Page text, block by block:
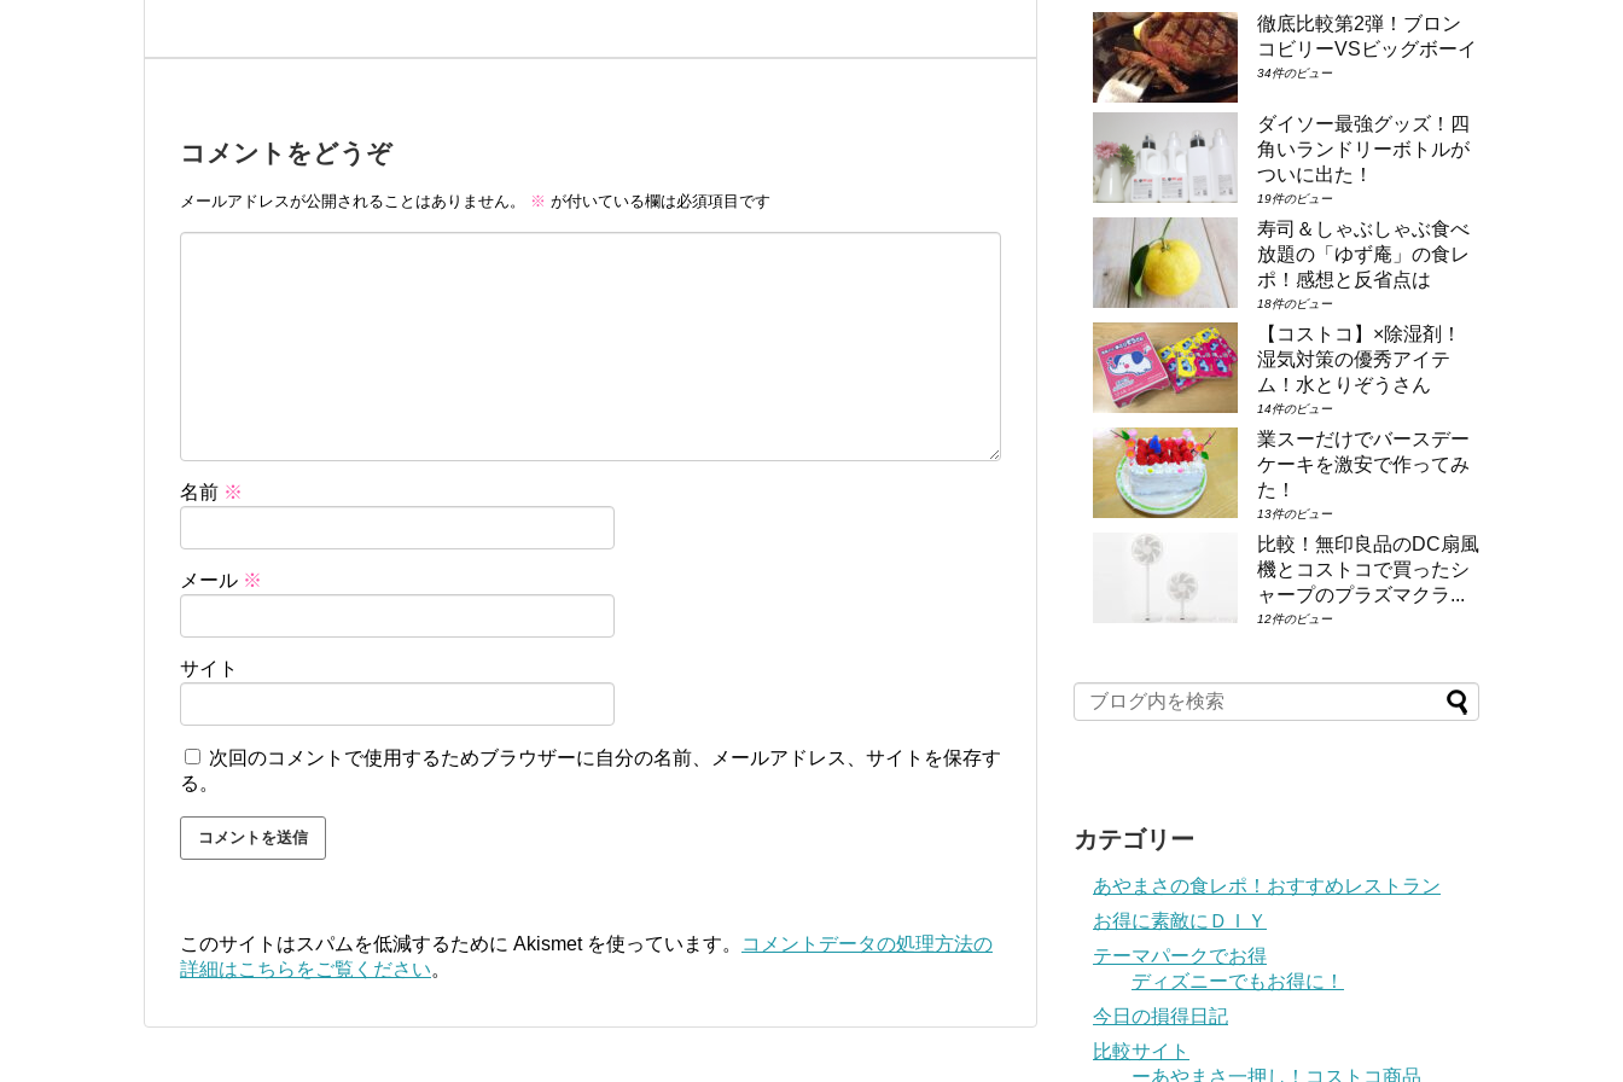
コメントをどうぞ
メールアドレスが公開されることはありません。 ※ が付いている欄は必須項目です
名前 ※
メール ※
サイト
次回のコメントで使用するためブラウザーに自分の名前、メールアドレス、サイトを保存す
る。
このサイトはスパムを低減するために Akismet を使っています。
コメントデータの処理方法の
詳細はこちらをご覧ください。
場合は①コンシェルジュ・スーペリアル
ーム（パークビュー）（3-6階）➁コン
シェルジュ・デラックスルーム（パーク
ビュー）（3-6階）③コンシェルジュ・
スーペリアルーム（パークビュー）（7-
8階）④コンシェルジュ・デラックスル
ーム（パークビュー）（7-8階）とな
り...
徹底比較第2弾！ブロン
コビリーVSビッグボーイ
34件のビュー
ダイソー最強グッズ！四
角いランドリーボトルが
ついに出た！
19件のビュー
寿司＆しゃぶしゃぶ食べ
放題の「ゆず庵」の食レ
ポ！感想と反省点は
18件のビュー
【コストコ】×除湿剤！
湿気対策の優秀アイテ
ム！水とりぞうさん
14件のビュー
業スーだけでバースデー
ケーキを激安で作ってみ
た！
13件のビュー
比較！無印良品のDC扇風
機とコストコで買ったシ
ャープのプラズマクラ...
12件のビュー
カテゴリー
あやまさの食レポ！おすすめレストラン
お得に素敵にＤＩＹ
テーマパークでお得
ディズニーでもお得に！
今日の損得日記
比較サイト
ーあやまさ一押し！コストコ商品